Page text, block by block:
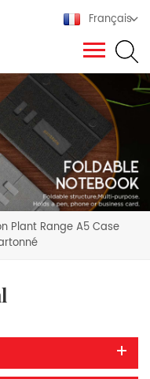
Français
Plant Range A5 Case